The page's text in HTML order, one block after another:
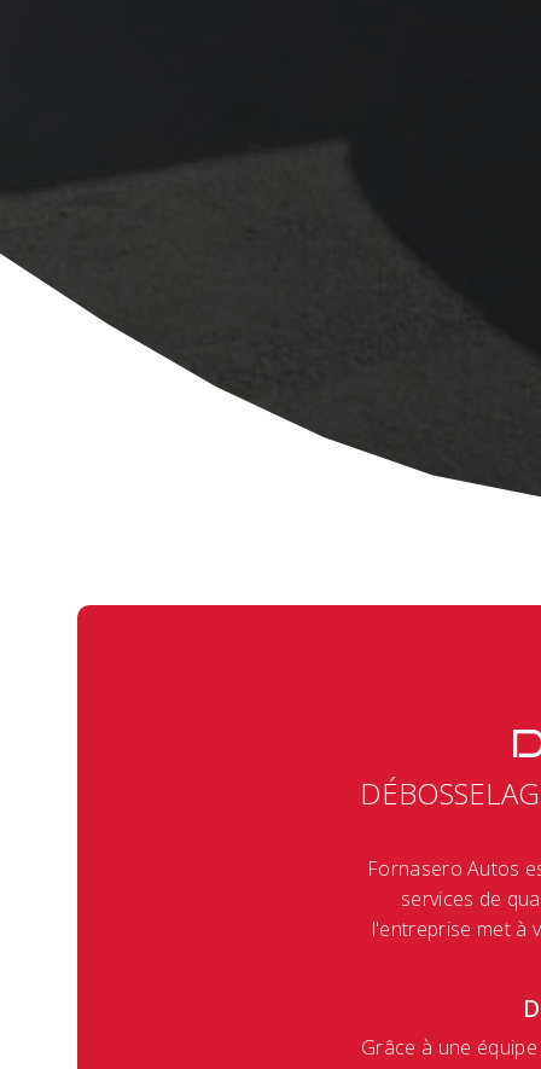
Fornasero Autos
services de
l'entreprise met à
Grâce à une